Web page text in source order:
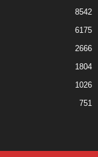
8542
6175
2666
1804
1026
751